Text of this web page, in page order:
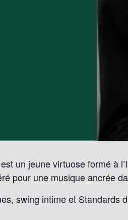
un jeune virtuose formé à
pour une musique ancrée
swing intime et Standards